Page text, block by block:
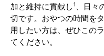
加と維持に貢献し 1 、日々
切です。おやつの時間を
用したい方は、ぜひこの
てください。